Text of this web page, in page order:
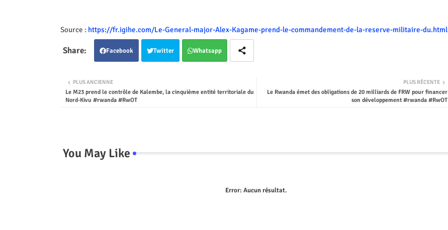
Source : https://fr.igihe.com/Le-General-major-Alex-Kagame-prend-le-commandement-de-la-reserve-militaire-du.html
Facebook Twitter Whatsapp
PLUS RÉCENTE
Le Rwanda émet des obligations de 20 milliards de FRW pour financer
son développement #rwanda #RwOT
PLUS ANCIENNE
Le M23 prend le contrôle de Kalembe, la cinquième entité territoriale du
Nord-Kivu #rwanda #RwOT
You May Like
Error: Aucun résultat.